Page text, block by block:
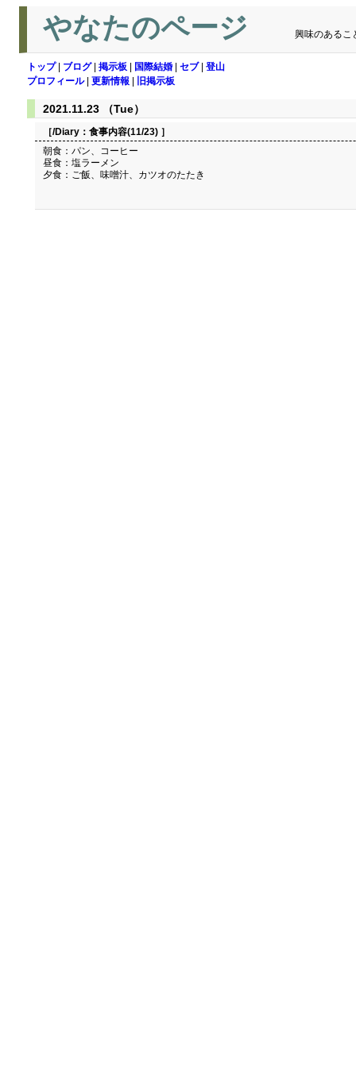
やなたのページ 興味のあるこ
トップ| ブログ| 掲示板 国際結婚 セブ| 登山
プロフィール| 更新情報 旧掲示板
2021.11.23 （Tue）
［/Diary： 食事内容(11/23) ］
朝食：パン、コーヒー
昼食：塩ラーメン
夕食：ご飯、味噌汁、カツオのたたき